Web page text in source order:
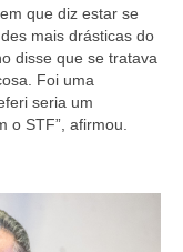
que diz estar se
mais drásticas do
disse que se tratava
Foi uma
seria um
o STF”, afirmou.